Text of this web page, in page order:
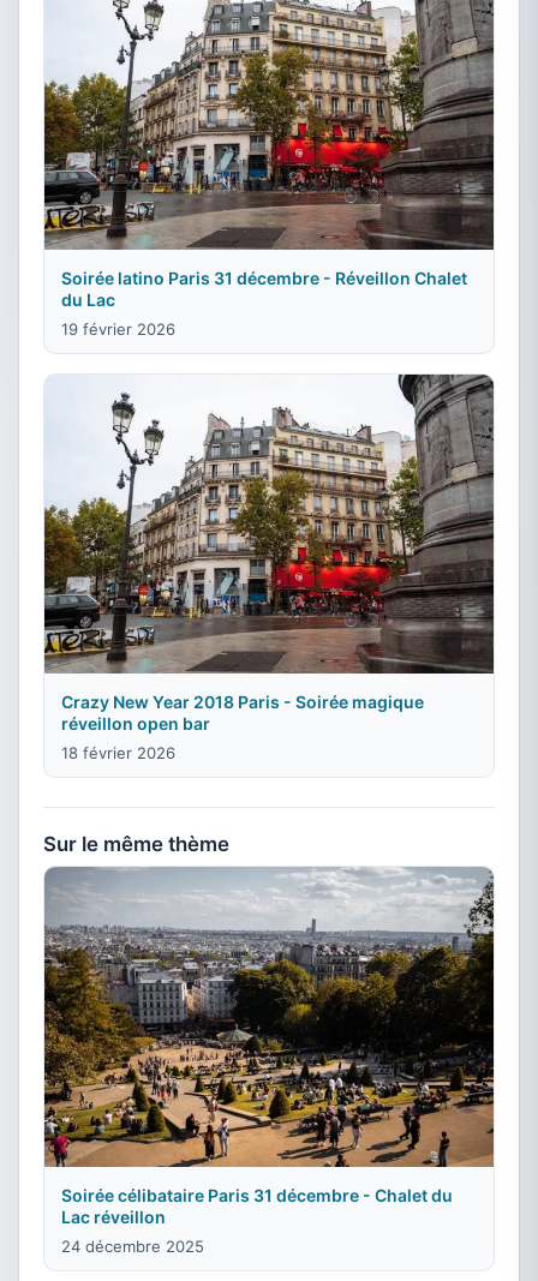
Soirée latino Paris 31 décembre - Réveillon Chalet
du Lac
19 février 2026
Crazy New Year 2018 Paris - Soirée magique
réveillon open bar
18 février 2026
Sur le même thème
Soirée célibataire Paris 31 décembre - Chalet du
Lac réveillon
24 décembre 2025